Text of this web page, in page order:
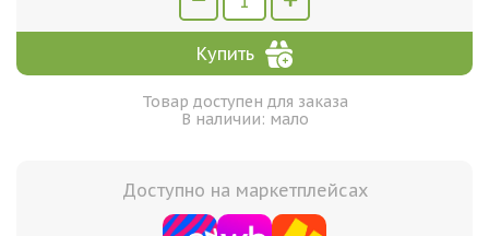
Купить
Товар доступен для заказа
В наличии: мало
Доступно на маркетплейсах